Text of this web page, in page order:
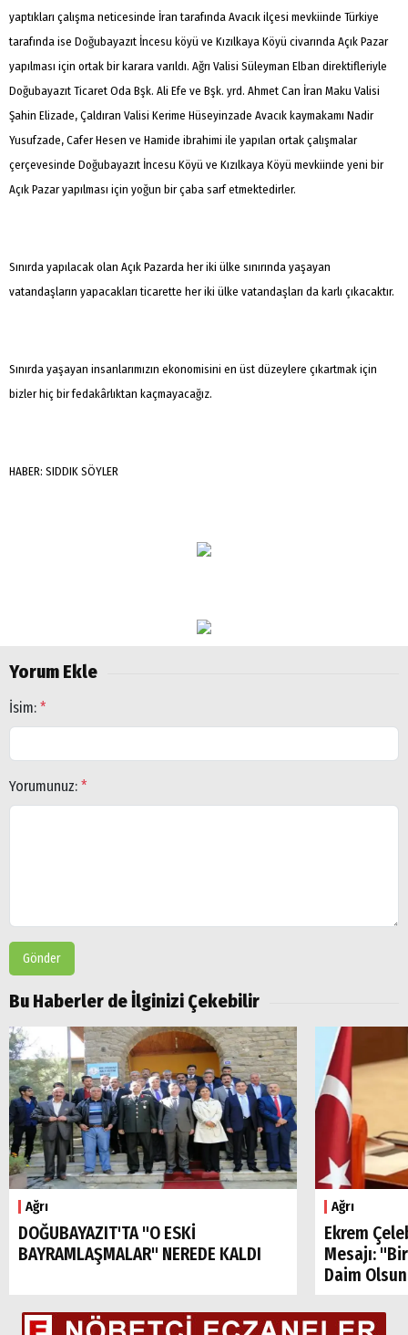
yaptıkları çalışma neticesinde İran tarafında Avacık ilçesi mevkiinde Türkiye
tarafında ise Doğubayazıt İncesu köyü ve Kızılkaya Köyü civarında Açık Pazar
yapılması için ortak bir karara varıldı. Ağrı Valisi Süleyman Elban direktifleriyle
Doğubayazıt Ticaret Oda Bşk. Ali Efe ve Bşk. yrd. Ahmet Can İran Maku Valisi
Şahin Elizade, Çaldıran Valisi Kerime Hüseyinzade Avacık kaymakamı Nadir
Yusufzade, Cafer Hesen ve Hamide ibrahimi ile yapılan ortak çalışmalar
çerçevesinde Doğubayazıt İncesu Köyü ve Kızılkaya Köyü mevkiinde yeni bir
Açık Pazar yapılması için yoğun bir çaba sarf etmektedirler.
Sınırda yapılacak olan Açık Pazarda her iki ülke sınırında yaşayan
vatandaşların yapacakları ticarette her iki ülke vatandaşları da karlı çıkacaktır.
Sınırda yaşayan insanlarımızın ekonomisini en üst düzeylere çıkartmak için
bizler hiç bir fedakârlıktan kaçmayacağız.
HABER: SIDDIK SÖYLER
Yorum Ekle
İsim: *
Yorumunuz: *
Gönder
Bu Haberler de İlginizi Çekebilir
Ağrı
DOĞUBAYAZIT'TA "O ESKİ
BAYRAMLAŞMALAR" NEREDE KALDI
Ağrı
Ekrem
Mesajı:
Daim